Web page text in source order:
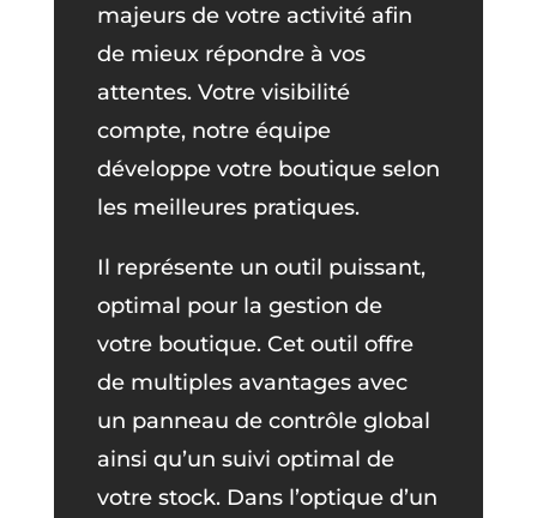
majeurs de votre activité afin
de mieux répondre à vos
attentes. Votre visibilité
compte, notre équipe
développe votre boutique selon
les meilleures pratiques.
Il représente un outil puissant,
optimal pour la gestion de
votre boutique. Cet outil offre
de multiples avantages avec
un panneau de contrôle global
ainsi qu’un suivi optimal de
votre stock. Dans l’optique d’un